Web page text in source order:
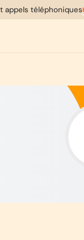
appels téléphoniques